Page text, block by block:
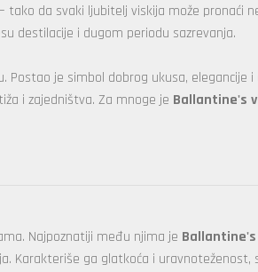
tako da svaki ljubitelj viskija može pronaći
destilacije i dugom periodu sazrevanja.
je simbol dobrog ukusa, elegancije i
i zajedništva. Za mnoge je Ballantine's
Najpoznatiji među njima je
Karakteriše ga glatkoća i uravnoteženost,